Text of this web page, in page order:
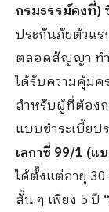
กรมธรรม์คงที่)
ประกันภัยตัวแร
ตลอดสัญญา ทำ
ได้รับความคุ้มค
สำหรับผู้ที่ต้อง
แบบชำระเบี้ยป
เลกาซี่ 99/1 (แ
ได้ตั้งแต่อายุ
สั้น ๆ เพียง 5 ปี